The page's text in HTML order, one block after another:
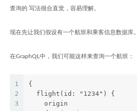
查询的 写法很合直觉，容易理解。
现在先让我们假设有一个航班和乘客信息数据库。
在GraphQL中，我们可能这样来查询一个航班：
1
2
3
{
  flight(id: "1234") {
    origin